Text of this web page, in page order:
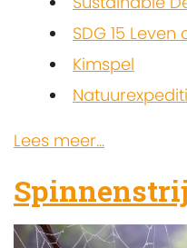
SDG 15
Kimspel
Lees meer...